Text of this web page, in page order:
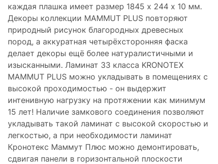
каждая плашка имеет размер 1845 x 244 x 10 мм.
Декоры коллекции MAMMUT PLUS повторяют
природный рисунок благородных древесных
пород, а аккуратная четырёхсторонняя фаска
делает декоры ещё более натуралистичными и
изысканными. Ламинат 33 класса KRONOTEX
MAMMUT PLUS можно укладывать в помещениях с
высокой проходимостью - он выдержит
интенивную нагрузку на протяжении как минимум
15 лет! Наличие замкового соединения позволяют
укладывать такой ламинат с высокой скоростью и
легкостью, а при необходимости ламинат
Кронотекс Маммут Плюс можно демонтировать,
сдвигая панели в горизонтальной плоскости